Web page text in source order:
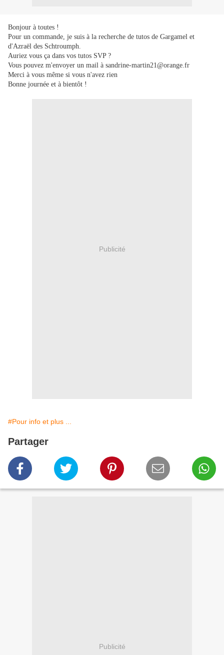
Bonjour à toutes !
Pour un commande, je suis à la recherche de tutos de Gargamel et
d'Azraël des Schtroumph.
Auriez vous ça dans vos tutos SVP ?
Vous pouvez m'envoyer un mail à sandrine-martin21@orange.fr
Merci à vous même si vous n'avez rien
Bonne journée et à bientôt !
Publicité
#Pour info et plus ...
Partager
Publicité